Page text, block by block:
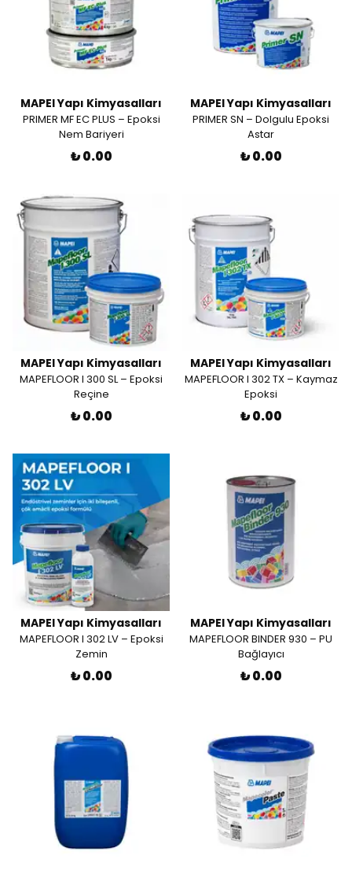
MAPEI Yapı Kimyasalları
PRIMER MF EC PLUS – Epoksi
Nem Bariyeri
₺ 0.00
MAPEI Yapı Kimyasalları
PRIMER SN – Dolgulu Epoksi
Astar
₺ 0.00
MAPEI Yapı Kimyasalları
MAPEFLOOR I 300 SL – Epoksi
Reçine
₺ 0.00
MAPEI Yapı Kimyasalları
MAPEFLOOR I 302 TX – Kaymaz
Epoksi
₺ 0.00
MAPEI Yapı Kimyasalları
MAPEFLOOR I 302 LV – Epoksi
Zemin
₺ 0.00
MAPEI Yapı Kimyasalları
MAPEFLOOR BINDER 930 – PU
Bağlayıcı
₺ 0.00